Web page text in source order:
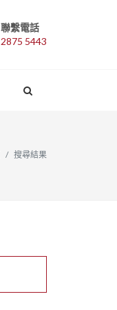
聯繫電話
2875 5443
搜尋結果